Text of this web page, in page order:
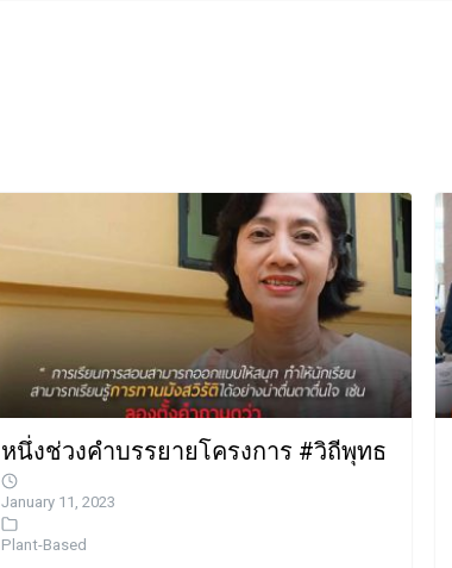
หนึ่งช่วงคําบรรยายโครงการ #วิถีพุทธ
January 11, 2023
Plant-Based